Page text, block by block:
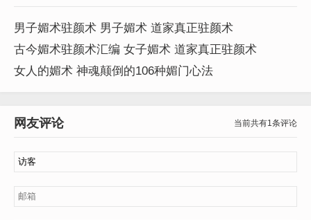
男子媚术驻颜术 男子媚术 道家真正驻颜术
古今媚术驻颜术汇编 女子媚术 道家真正驻颜术
女人的媚术 神魂颠倒的106种媚门心法
网友评论 当前共有1条评论